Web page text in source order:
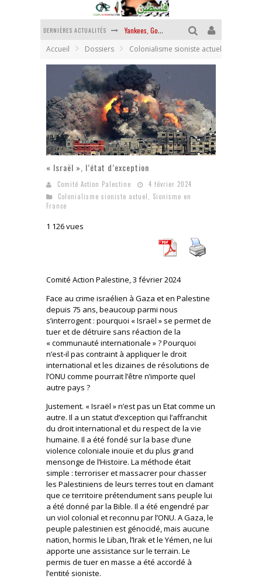
DERNIÈRES ACTUALITÉS Yankees, Go home !
Chantage terroriste
Des accords de paix sans le peuple et contre le peuple
La guerre sioniste, la guerre démographique
La banalité du mal colonial
Accueil Dossiers Colonialisme sioniste actuel
« Israël », l’état d’exception
Comité Action Palestine
4 février 2024
Colonialisme sioniste actuel
Sionisme en
France
1 126 vues
Comité Action Palestine, 3 février 2024
Face au crime israélien à Gaza et en Palestine
depuis 75 ans, beaucoup parmi nous
s’interrogent : pourquoi « Israël » se permet de
tuer et de détruire sans réaction de la
« communauté internationale » ? Pourquoi
n’est-il pas contraint à appliquer le droit
international et les dizaines de résolutions de
l’ONU comme pourrait l’être n’importe quel
autre pays ?
Justement. « Israël » n’est pas un Etat comme un
autre. Il a un statut d’exception qui l’affranchit
du droit international et du respect de la vie
humaine. Il a été fondé sur la base d’une
violence coloniale inouïe et du plus grand
mensonge de l’Histoire. La méthode était
simple : terroriser et massacrer pour chasser
les Palestiniens de leurs terres tout en clamant
que ce territoire prétendument sans peuple lui
a été donné par la Bible. Il a été engendré par
un viol colonial et reconnu par l’ONU. A Gaza, le
peuple palestinien est génocidé, mais aucune
nation, hormis le Liban, l’Irak et le Yémen, ne lui
apporte une assistance sur le terrain. Le
permis de tuer en masse a été accordé à
l’entité sioniste.